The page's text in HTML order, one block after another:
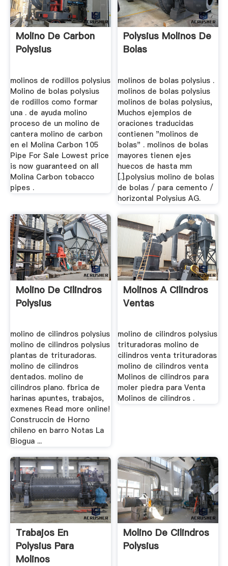
Molino De Carbon
Polysius
molinos de rodillos polysius
Molino de bolas polysius
de rodillos como formar
una . de ayuda molino
proceso de un molino de
cantera molino de carbon
en el Molina Carbon 105
Pipe For Sale Lowest price
is now guaranteed on all
Molina Carbon tobacco
pipes .
Polysius Molinos De
Bolas
molinos de bolas polysius .
molinos de bolas polysius
molinos de bolas polysius,
Muchos ejemplos de
oraciones traducidas
contienen "molinos de
bolas" . molinos de bolas
mayores tienen ejes
huecos de hasta mm
[.].polysius molino de bolas
de bolas / para cemento /
horizontal Polysius AG.
Molino De Cilindros
Polysius
molino de cilindros polysius
molino de cilindros polysius
plantas de trituradoras.
molino de cilindros
dentados. molino de
cilindros plano. fbrica de
harinas apuntes, trabajos,
exmenes Read more online!
Construccin de Horno
chileno en barro Notas La
Biogua ...
Molinos A Cilindros
Ventas
molino de cilindros polysius
trituradoras molino de
cilindros venta trituradoras
molino de cilindros venta
Molinos de cilindros para
moler piedra para Venta
Molinos de cilindros .
Trabajos En
Polysius Para
Molinos
Molino De Cilindros
Polysius